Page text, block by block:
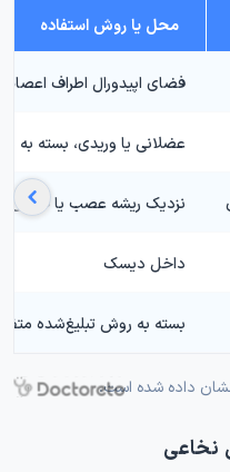
محل یا روش استفاده
فضای اپیدورال اطراف
عضلانی یا وریدی، بسته به
نزدیک ریشه عصب یا فضای
داخل دیسک
بسته به روش تبلیغ‌شده
داده شده است.